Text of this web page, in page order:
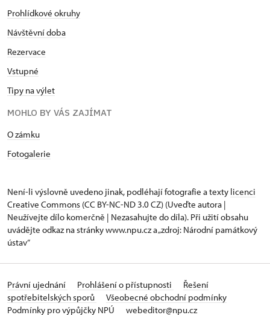
Prohlídkové okruhy
Návštěvní doba
Rezervace
Vstupné
Tipy na výlet
MOHLO BY VÁS ZAJÍMAT
O zámku
Fotogalerie
Není-li výslovně uvedeno jinak, podléhají fotografie a texty licenci
Creative Commons (CC BY-NC-ND 3.0 CZ) (Uveďte autora |
Neužívejte dílo komerčně | Nezasahujte do díla). Při užití obsahu
uvádějte odkaz na stránky www.npu.cz a „zdroj: Národní památkový
ústav“
Právní ujednání Prohlášení o přístupnosti
Řešení
spotřebitelských sporů
Všeobecné obchodní podmínky
Podmínky pro výpůjčky NPÚ
webeditor@npu.cz